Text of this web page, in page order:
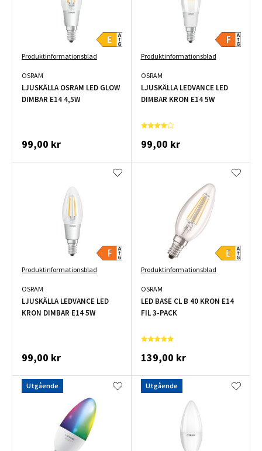
Produktinformationsblad
OSRAM
LJUSKÄLLA OSRAM LED GLOW
DIMBAR E14 4,5W
99,00 kr
Produktinformationsblad
OSRAM
LJUSKÄLLA LEDVANCE LED
DIMBAR KRON E14 5W
99,00 kr
Produktinformationsblad
OSRAM
LJUSKÄLLA LEDVANCE LED
KRON DIMBAR E14 5W
99,00 kr
Produktinformationsblad
OSRAM
LED BASE CL B 40 KRON E14
FIL 3-PACK
139,00 kr
Utgående Utgående